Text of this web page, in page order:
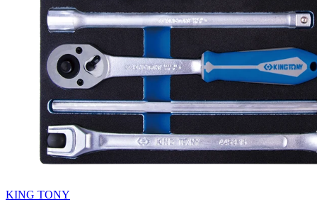
KING TONY